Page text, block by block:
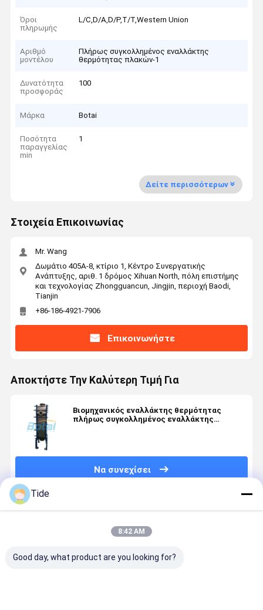
Όροι
πληρωμής
L/C,D/A,D/P,T/T,Western Union
Αριθμό
μοντέλου
Πλήρως συγκολλημένος εναλλάκτης
θερμότητας πλακών-1
Δυνατότητα
προσφοράς
100
Μάρκα Botai
Ποσότητα
παραγγελίας
min
1
Δείτε περισσότερων
Στοιχεία Επικοινωνίας
Mr. Wang
Δωμάτιο 405A-8, κτίριο 1, Κέντρο Συνεργατικής
Ανάπτυξης, αριθ. 1 δρόμος Xihuan North, πόλη επιστήμης
και τεχνολογίας Zhongguancun, Jingjin, περιοχή Baodi,
Tianjin
+86-186-4921-7906
Επικοινωνήστε
Αποκτήστε Την Καλύτερη Τιμή Για
Βιομηχανικός εναλλάκτης θερμότητας
πλήρως συγκολλημένος εναλλάκτης
Να συνεχίσει
Συνιστώμενα Προϊόντα
Tide
8:42 AM
Good day, what product are you looking for?